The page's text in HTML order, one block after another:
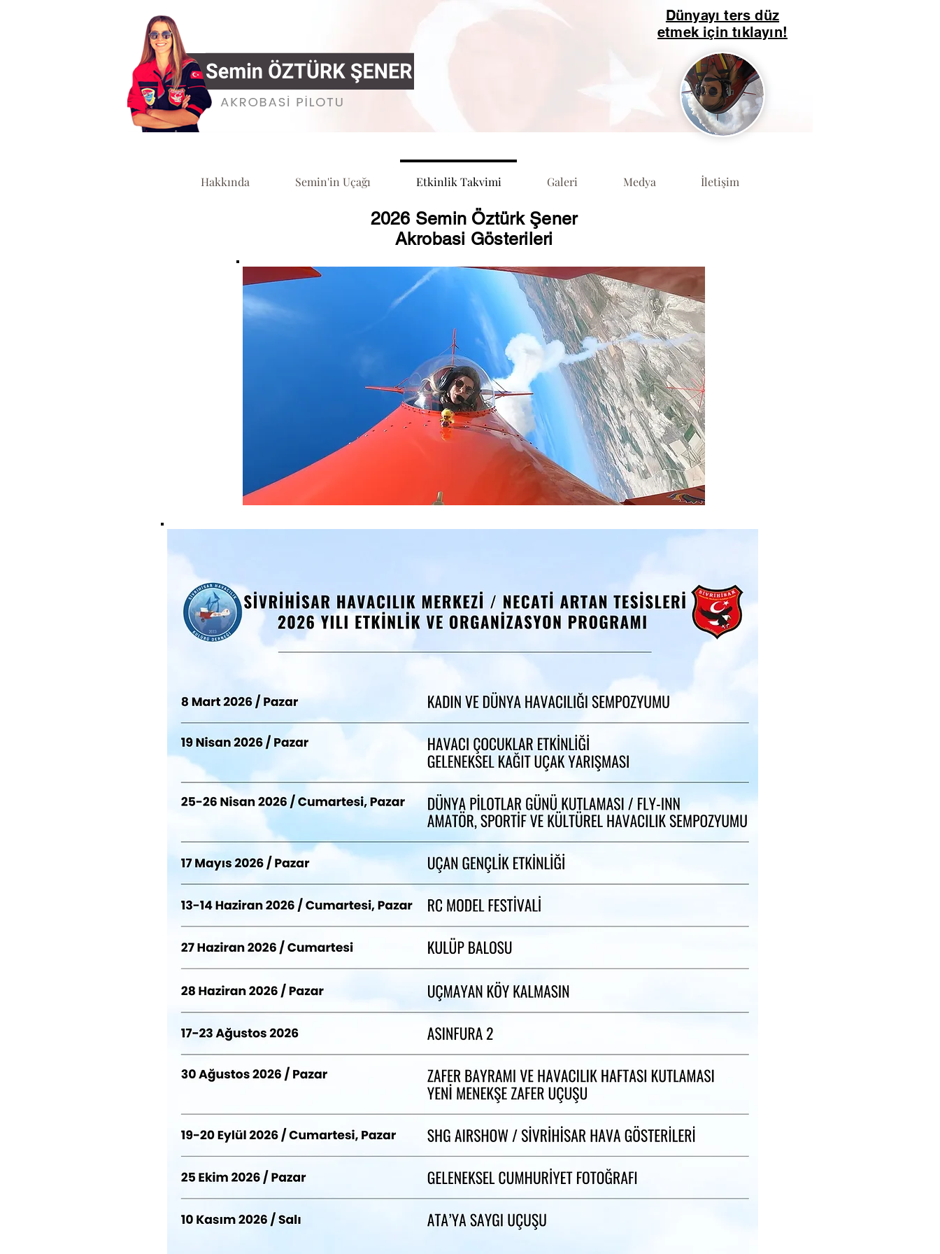
Dünyayı ters düz
etmek için tıklayın!
Hakkında Semin'in Uçağı Etkinlik Takvimi Galeri Medya İletişim
2026 Semin Öztürk Şener
Akrobasi Gösterileri